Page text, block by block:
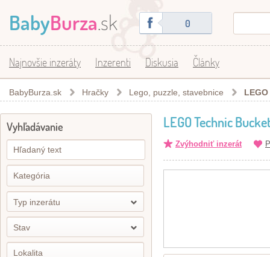
BabyBurza.sk 0
Najnovšie inzeráty Inzerenti Diskusia Články
BabyBurza.sk Hračky Lego, puzzle, stavebnice
Vyhľadávanie
Typ inzerátu
Stav
LEGO Technic
Zvýhodniť inzerát